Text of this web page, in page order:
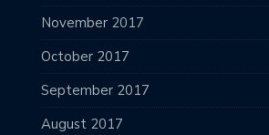
November 2017
October 2017
September 2017
August 2017